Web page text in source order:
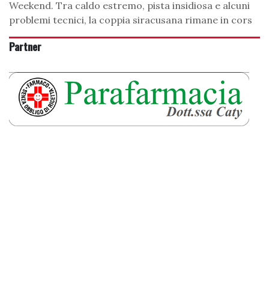
Weekend. Tra caldo estremo, pista insidiosa e alcuni
problemi tecnici, la coppia siracusana rimane in cors
Partner